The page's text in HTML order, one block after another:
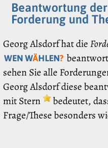
Beantwortung
Forderung und
Georg Alsdorf hat die
WEN WÄHLEN?
sehen Sie alle
Georg Alsdorf diese
mit Stern
bedeutet,
Frage/These besonders